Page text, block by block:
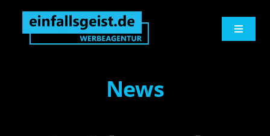
springen
Zum
springen
Toggle
News